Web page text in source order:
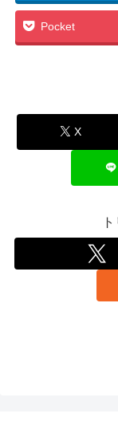
Pocket
X